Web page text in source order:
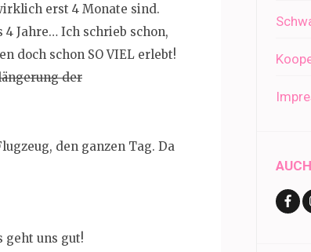
erst 4 Monate sind.
Jahre… Ich schrieb schon,
doch schon SO VIEL erlebt!
der
den ganzen Tag. Da
geht uns gut!